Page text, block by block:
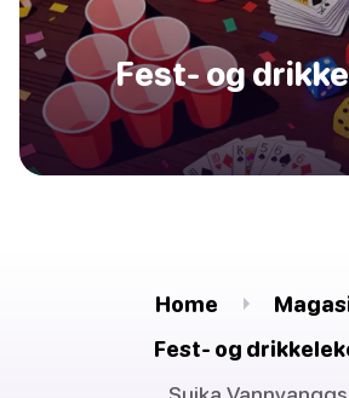
Fest- og
Home
Fest- og